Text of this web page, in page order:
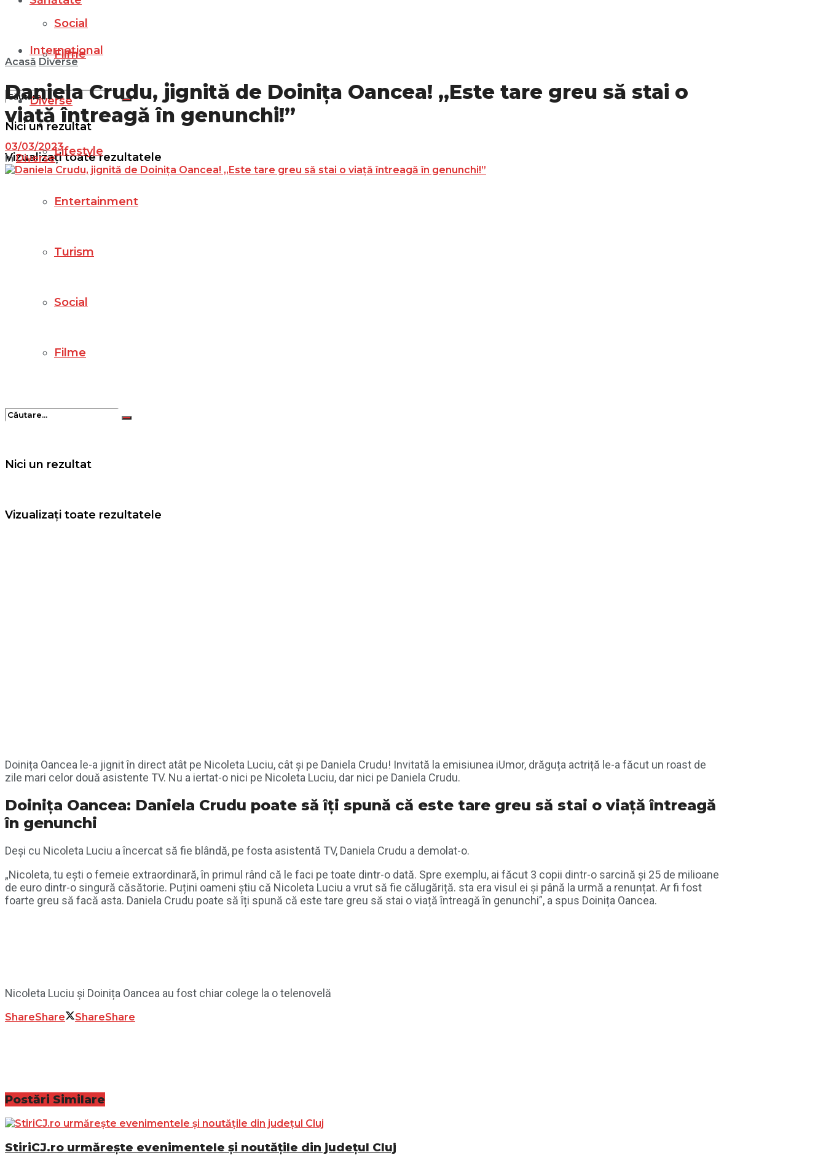
Social
Filme
Nici un rezultat
Vizualizați toate rezultatele
Internațional
Diverse
Lifestyle
Entertainment
Turism
Social
Filme
Nici un rezultat
Vizualizați toate rezultatele
Acasă Diverse
Daniela Crudu, jignită de Doiniţa Oancea! „Este tare greu să stai o
viață întreagă în genunchi!”
03/03/2023
in Diverse
Doinița Oancea le-a jignit în direct atât pe Nicoleta Luciu, cât și pe Daniela Crudu! Invitată la emisiunea iUmor, drăguța actriță le-a făcut un roast de
zile mari celor două asistente TV. Nu a iertat-o nici pe Nicoleta Luciu, dar nici pe Daniela Crudu.
Doiniţa Oancea: Daniela Crudu poate să îți spună că este tare greu să stai o viață întreagă
în genunchi
Deși cu Nicoleta Luciu a încercat să fie blândă, pe fosta asistentă TV, Daniela Crudu a demolat-o.
„Nicoleta, tu ești o femeie extraordinară, în primul rând că le faci pe toate dintr-o dată. Spre exemplu, ai făcut 3 copii dintr-o sarcină și 25 de milioane
de euro dintr-o singură căsătorie. Puțini oameni știu că Nicoleta Luciu a vrut să fie călugăriță. sta era visul ei și până la urmă a renunțat. Ar fi fost
foarte greu să facă asta. Daniela Crudu poate să îți spună că este tare greu să stai o viață întreagă în genunchi”, a spus Doinița Oancea.
Nicoleta Luciu și Doinița Oancea au fost chiar colege la o telenovelă
ShareShare ShareShare
Postări Similare
StiriCJ.ro urmărește evenimentele și noutățile din județul Cluj